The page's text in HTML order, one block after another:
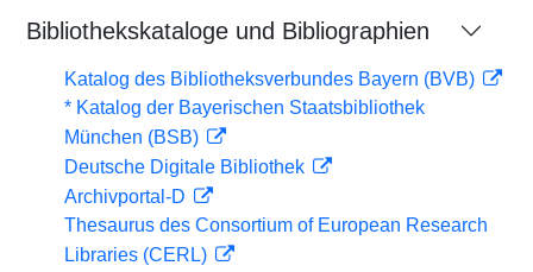
Bibliothekskataloge und Bibliographien
Katalog des Bibliotheksverbundes Bayern (BVB)
* Katalog der Bayerischen Staatsbibliothek
München (BSB)
Deutsche Digitale Bibliothek
Archivportal-D
Thesaurus des Consortium of European Research
Libraries (CERL)